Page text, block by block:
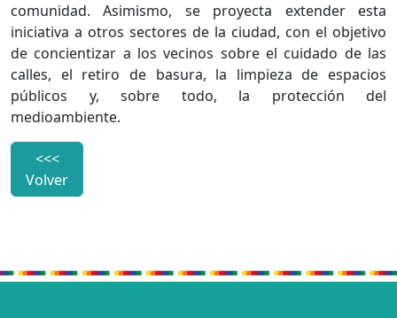
comunidad. Asimismo, se proyecta extender esta
iniciativa a otros sectores de la ciudad, con el objetivo
de concientizar a los vecinos sobre el cuidado de las
calles, el retiro de basura, la limpieza de espacios
públicos y, sobre todo, la protección del
medioambiente.
<<<
Volver